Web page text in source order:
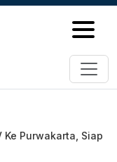
Ke Purwakarta, Siap